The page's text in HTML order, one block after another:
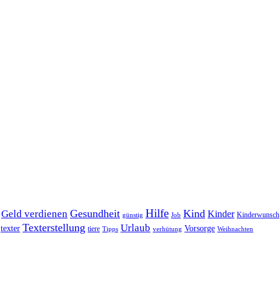
Geld verdienen Gesundheit günstig Hilfe Job Kind Kinder Kinderwunsch
texter Texterstellung tiere Tipps Urlaub verhütung Vorsorge Weihnachten